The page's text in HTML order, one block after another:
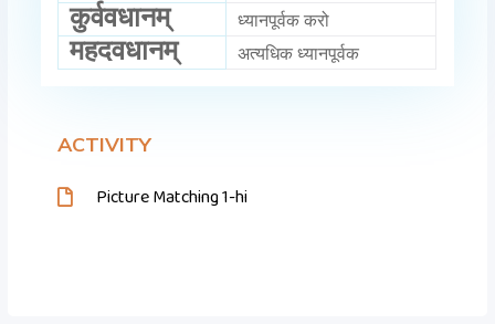
कुर्ववधानम् ध्यानपूर्वक करो
महदवधानम् अत्यधिक ध्यानपूर्वक
ACTIVITY
Picture Matching 1-hi